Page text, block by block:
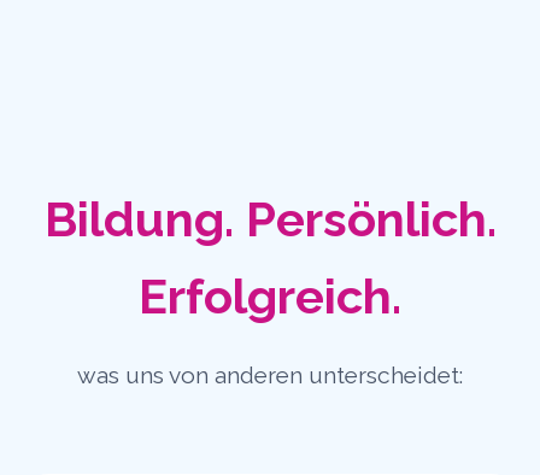
Bildung. Persönlich.
Erfolgreich.
was uns von anderen unterscheidet: